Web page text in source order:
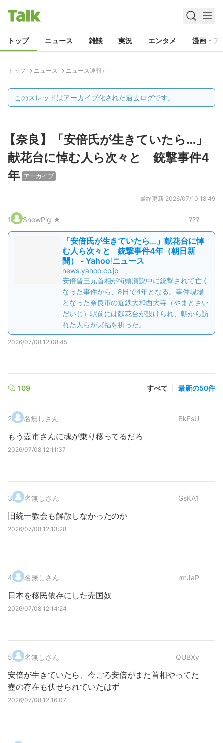
トップ ニュース 雑談 実況 エンタメ 漫画・ア
トップ ニュース ニュース速報+
このスレッドはアーカイブ化された過去ログです。
【奈良】「安倍氏が生きていたら…」
献花台に悼む人ら次々と 銃撃事件4
年 アーカイブ
最終更新 2026/07/10 18:49
1. SnowPig ★ ???
「安倍氏が生きていたら…」献花台に悼
む人ら次々と 銃撃事件4年（朝日新
聞） - Yahoo!ニュース
news.yahoo.co.jp
安倍晋三元首相が街頭演説中に銃撃されて亡く
なった事件から、8日で4年となる。事件現場
となった奈良市の近鉄大和西大寺（やまとさい
だいじ）駅前には献花台が設けられ、朝から訪
れた人らが冥福を祈った。
2026/07/08 12:08:45
109 すべて 最新の50件
2. 名無しさん BkFsU
もう壺市さんに魂が乗り移ってるだろ
2026/07/08 12:11:37
3. 名無しさん GsKA1
旧統一教会も解散しなかったのか
2026/07/08 12:13:28
4. 名無しさん rmJaP
日本を移民依存にした売国奴
2026/07/08 12:14:24
5. 名無しさん QUBXy
安倍が生きていたら、今ごろ安倍がまた首相やってた
壺の存在も伏せられていたはず
2026/07/08 12:16:07